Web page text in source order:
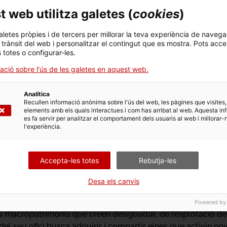
peces familiars reciclades i teixit d’estoc.
exclusivament de minva tèxtil del taller, peces
i maquillatge
fundadora, patronista i cosidora del seu projecte Sofia
tèxtil. El seu treball està directament relacionat amb
a més d’entendre la sostenibilitat com una
macropatrimonis que creen desigualtat, de l’explotació
web utilitza galetes (cookies)
pròpies i de tercers per millorar la teva experiència de
del web i personalitzar el contingut que es mostra. Pots
totes o configurar-les.
sobre l'ús de les galetes en aquest web.
Analítica
Recullen informació anònima sobre l'ús del web, les pàgines que
elements amb els quals interactues i com has arribat al web. Aquesta
es fa servir per analitzar el comportament dels usuaris al web i millorar-
l'experiència.
Accepta-les totes Rebutja-les
Desa els canvis
Powered by